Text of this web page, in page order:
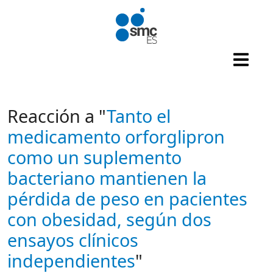
Pasar al contenido principal
Reacción a "Tanto el
medicamento orforglipron
como un suplemento
bacteriano mantienen la
pérdida de peso en pacientes
con obesidad, según dos
ensayos clínicos
independientes"